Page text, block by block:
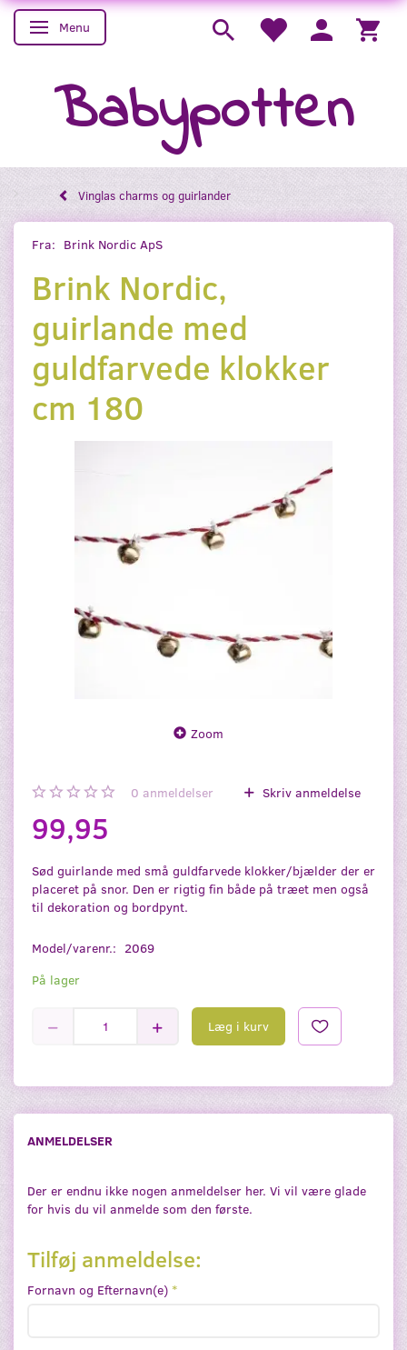
Skifte navigation
Menu
Babypotten
Vinglas charms og guirlander
Fra: Brink Nordic ApS
Brink Nordic,
guirlande med
guldfarvede klokker
cm 180
Zoom
0 anmeldelser Skriv anmeldelse
99,95
Sød guirlande med små guldfarvede klokker/bjælder der er
placeret på snor. Den er rigtig fin både på træet men også
til dekoration og bordpynt.
Model/varenr.: 2069
På lager
Læg i kurv
ANMELDELSER
Der er endnu ikke nogen anmeldelser her. Vi vil være glade
for hvis du vil anmelde som den første.
Tilføj anmeldelse:
Fornavn og Efternavn(e)